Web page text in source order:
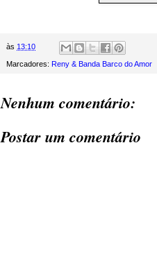
às 13:10
Marcadores: Reny & Banda Barco do Amor
Nenhum comentário:
Postar um comentário